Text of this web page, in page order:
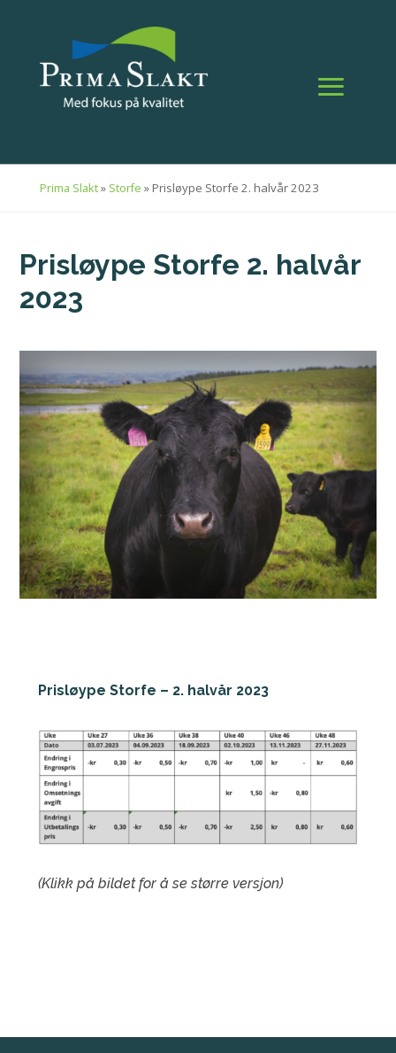
Prima Slakt» Storfe »Prisløype Storfe 2. halvår 2023
Prisløype Storfe 2. halvår
2023
Prisløype Storfe – 2. halvår 2023
(Klikk på bildet for å se større versjon)